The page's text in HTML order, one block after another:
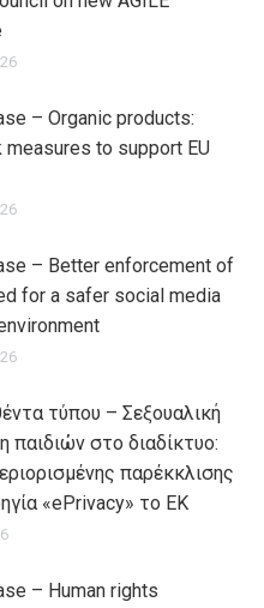
– Organic products:
measures to support EU
– Better enforcement of
for a safer social media
τύπου – Σεξουαλική
παιδιών στο διαδίκτυο:
παρέκκλισης
«ePrivacy» το ΕΚ
– Human rights